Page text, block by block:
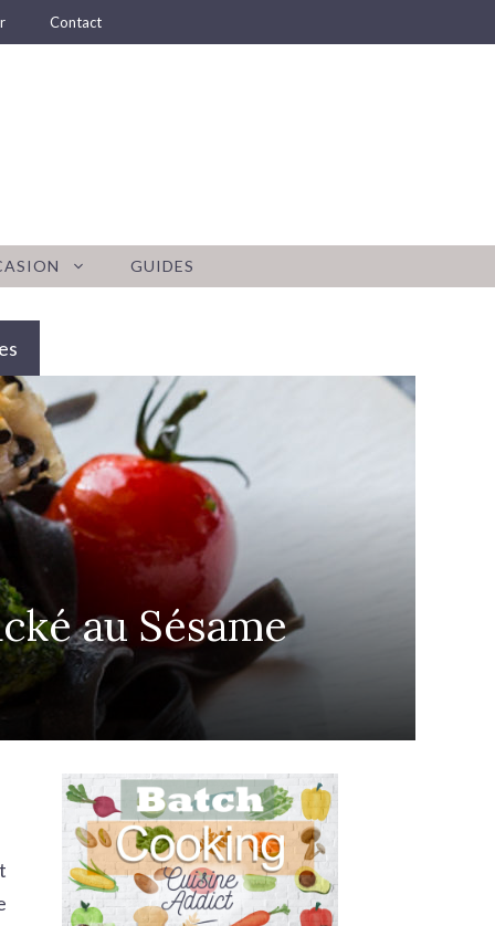
Contact
GUIDES
au Sésame